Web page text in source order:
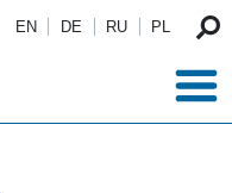
EN DE RU PL